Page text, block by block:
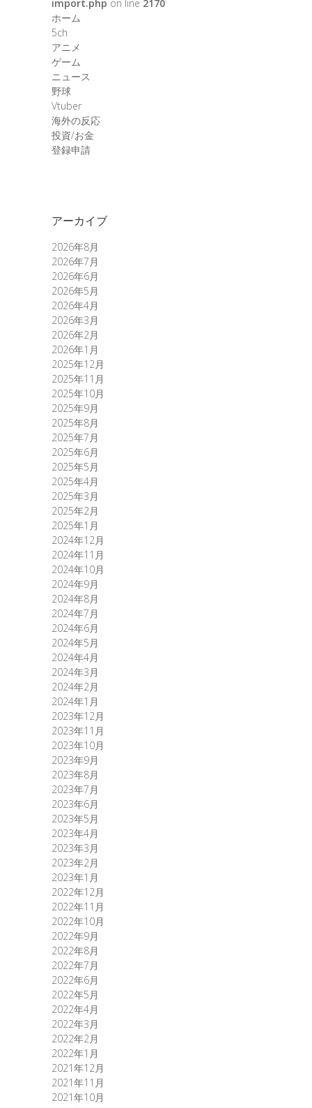
import.php on line 2170
ホーム
5ch
アニメ
ゲーム
ニュース
野球
Vtuber
海外の反応
投資/お金
登録申請
アーカイブ
2026年8月
2026年7月
2026年6月
2026年5月
2026年4月
2026年3月
2026年2月
2026年1月
2025年12月
2025年11月
2025年10月
2025年9月
2025年8月
2025年7月
2025年6月
2025年5月
2025年4月
2025年3月
2025年2月
2025年1月
2024年12月
2024年11月
2024年10月
2024年9月
2024年8月
2024年7月
2024年6月
2024年5月
2024年4月
2024年3月
2024年2月
2024年1月
2023年12月
2023年11月
2023年10月
2023年9月
2023年8月
2023年7月
2023年6月
2023年5月
2023年4月
2023年3月
2023年2月
2023年1月
2022年12月
2022年11月
2022年10月
2022年9月
2022年8月
2022年7月
2022年6月
2022年5月
2022年4月
2022年3月
2022年2月
2022年1月
2021年12月
2021年11月
2021年10月